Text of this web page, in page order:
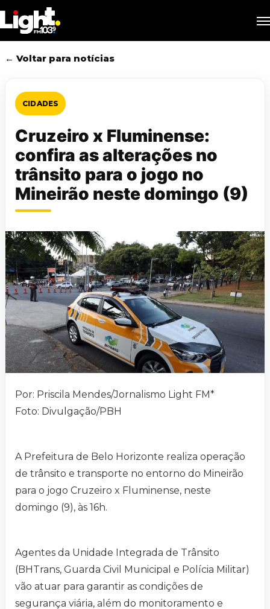
to
main
content
← Voltar para notícias
CIDADES
Cruzeiro x Fluminense:
confira as alterações no
trânsito para o jogo no
Mineirão neste domingo (9)
Por: Priscila Mendes/Jornalismo Light FM*
Foto: Divulgação/PBH
A Prefeitura de Belo Horizonte realiza operação
de trânsito e transporte no entorno do Mineirão
para o jogo Cruzeiro x Fluminense, neste
domingo (9), às 16h.
Agentes da Unidade Integrada de Trânsito
(BHTrans, Guarda Civil Municipal e Polícia Militar)
vão atuar para garantir as condições de
segurança viária, além do monitoramento e